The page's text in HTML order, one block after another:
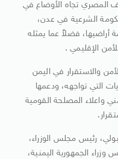
المصري تجاه الأوضاع في
الشرعية في عدن،
أراضيها، فضلاً عما يمثله
الإقليمي .
والاستقرار في اليمن
التي تواجهه، ودعمها
واعلاء المصلحة القومية
رئيس مجلس الوزراء،
الجمهورية اليمنية،